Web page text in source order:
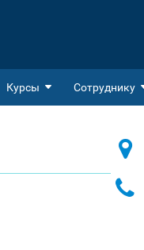
Курсы Сотруднику